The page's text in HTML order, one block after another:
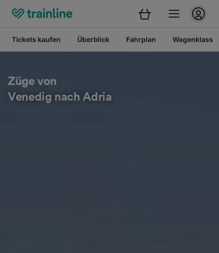
Tickets kaufen Überblick Fahrplan
Züge von
Venedig nach Adria